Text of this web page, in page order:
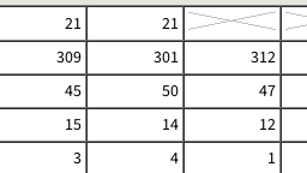
21
21
309 301
312
45 50
47
15 14
12
3 4
1